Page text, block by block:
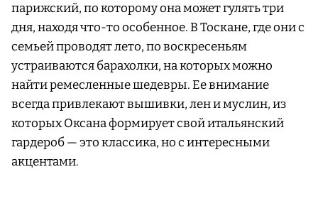
парижский, по которому она может гулять три
дня, находя что-то особенное. В Тоскане, где они с
семьей проводят лето, по воскресеньям
устраиваются барахолки, на которых можно
найти ремесленные шедевры. Ее внимание
всегда привлекают вышивки, лен и муслин, из
которых Оксана формирует свой итальянский
гардероб — это классика, но с интересными
акцентами.